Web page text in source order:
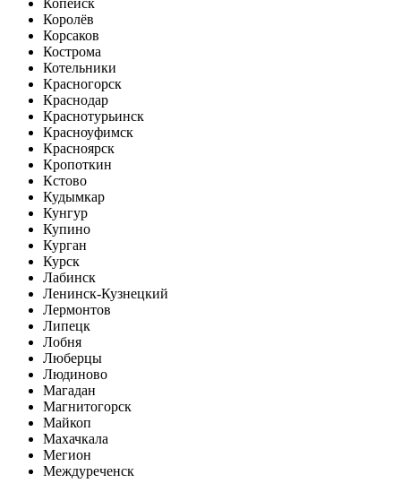
Королёв
Корсаков
Кострома
Котельники
Красногорск
Краснодар
Краснотурьинск
Красноуфимск
Красноярск
Кропоткин
Кстово
Кудымкар
Кунгур
Купино
Курган
Курск
Лабинск
Ленинск-Кузнецкий
Лермонтов
Липецк
Лобня
Люберцы
Людиново
Магадан
Магнитогорск
Майкоп
Махачкала
Мегион
Междуреченск